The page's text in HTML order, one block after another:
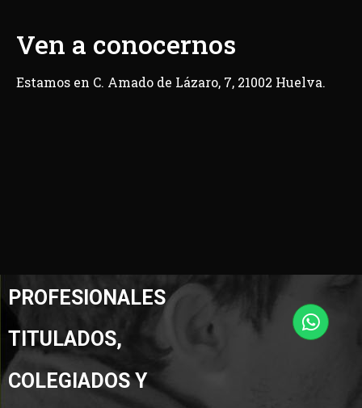
Ven a conocernos
Estamos en C. Amado de Lázaro, 7, 21002 Huelva.
PROFESIONALES
TITULADOS,
COLEGIADOS Y